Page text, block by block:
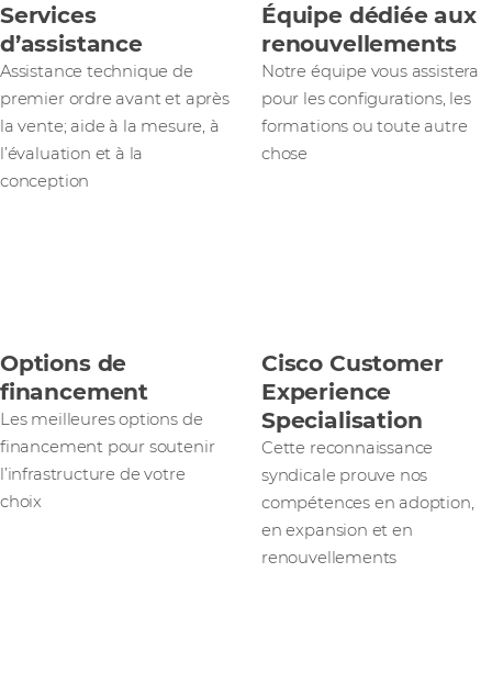
Services
d’assistance
Assistance technique de
premier ordre avant et après
la vente; aide à la mesure, à
l’évaluation et à la
conception
Équipe dédiée aux
renouvellements
Notre équipe vous assistera
pour les configurations, les
formations ou toute autre
chose
Options de
financement
Les meilleures options de
financement pour soutenir
l’infrastructure de votre
choix
Cisco Customer
Experience
Specialisation
Cette reconnaissance
syndicale prouve nos
compétences en adoption,
en expansion et en
renouvellements